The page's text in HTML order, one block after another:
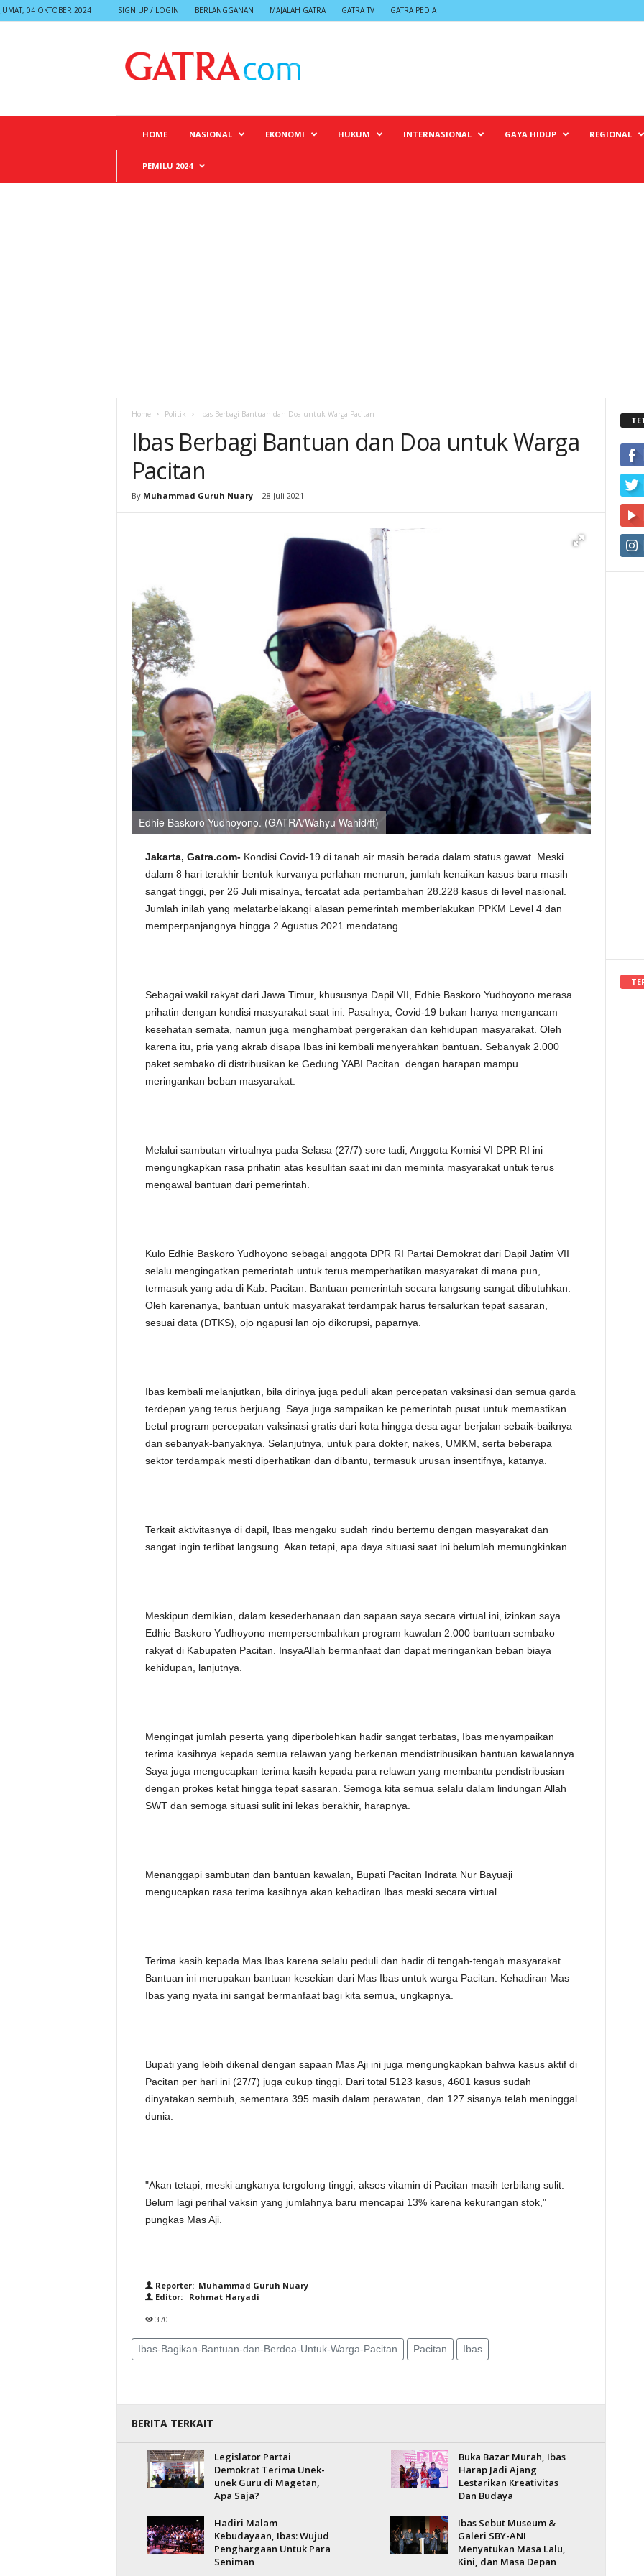
JUMAT, 04 OKTOBER 2024 SIGN UP / LOGIN BERLANGGANAN MAJALAH GATRA GATRA TV GATRA PEDIA
HOME NASIONAL EKONOMI HUKUM INTERNASIONAL GAYA HIDUP REGIONAL
PEMILU 2024
Home Politik Ibas Berbagi Bantuan dan Doa untuk Warga Pacitan
Ibas Berbagi Bantuan dan Doa untuk Warga
Pacitan
By Muhammad Guruh Nuary - 28 Juli 2021
Edhie Baskoro Yudhoyono. (GATRA/Wahyu Wahid/ft)
Jakarta, Gatra.com-Kondisi Covid-19 di tanah air masih berada dalam status gawat. Meski
dalam 8 hari terakhir bentuk kurvanya perlahan menurun, jumlah kenaikan kasus baru masih
sangat tinggi, per 26 Juli misalnya, tercatat ada pertambahan 28.228 kasus di level nasional.
Jumlah inilah yang melatarbelakangi alasan pemerintah memberlakukan PPKM Level 4 dan
memperpanjangnya hingga 2 Agustus 2021 mendatang.
Sebagai wakil rakyat dari Jawa Timur, khususnya Dapil VII, Edhie Baskoro Yudhoyono merasa
prihatin dengan kondisi masyarakat saat ini. Pasalnya, Covid-19 bukan hanya mengancam
kesehatan semata, namun juga menghambat pergerakan dan kehidupan masyarakat. Oleh
karena itu, pria yang akrab disapa Ibas ini kembali menyerahkan bantuan. Sebanyak 2.000
paket sembako di distribusikan ke Gedung YABI Pacitan dengan harapan mampu
meringankan beban masyarakat.
Melalui sambutan virtualnya pada Selasa (27/7) sore tadi, Anggota Komisi VI DPR RI ini
mengungkapkan rasa prihatin atas kesulitan saat ini dan meminta masyarakat untuk terus
mengawal bantuan dari pemerintah.
Kulo Edhie Baskoro Yudhoyono sebagai anggota DPR RI Partai Demokrat dari Dapil Jatim VII
selalu mengingatkan pemerintah untuk terus memperhatikan masyarakat di mana pun,
termasuk yang ada di Kab. Pacitan. Bantuan pemerintah secara langsung sangat dibutuhkan.
Oleh karenanya, bantuan untuk masyarakat terdampak harus tersalurkan tepat sasaran,
sesuai data (DTKS), ojo ngapusi lan ojo dikorupsi, paparnya.
Ibas kembali melanjutkan, bila dirinya juga peduli akan percepatan vaksinasi dan semua garda
terdepan yang terus berjuang. Saya juga sampaikan ke pemerintah pusat untuk memastikan
betul program percepatan vaksinasi gratis dari kota hingga desa agar berjalan sebaik-baiknya
dan sebanyak-banyaknya. Selanjutnya, untuk para dokter, nakes, UMKM, serta beberapa
sektor terdampak mesti diperhatikan dan dibantu, termasuk urusan insentifnya, katanya.
Terkait aktivitasnya di dapil, Ibas mengaku sudah rindu bertemu dengan masyarakat dan
sangat ingin terlibat langsung. Akan tetapi, apa daya situasi saat ini belumlah memungkinkan.
Meskipun demikian, dalam kesederhanaan dan sapaan saya secara virtual ini, izinkan saya
Edhie Baskoro Yudhoyono mempersembahkan program kawalan 2.000 bantuan sembako
rakyat di Kabupaten Pacitan. InsyaAllah bermanfaat dan dapat meringankan beban biaya
kehidupan, lanjutnya.
Mengingat jumlah peserta yang diperbolehkan hadir sangat terbatas, Ibas menyampaikan
terima kasihnya kepada semua relawan yang berkenan mendistribusikan bantuan kawalannya.
Saya juga mengucapkan terima kasih kepada para relawan yang membantu pendistribusian
dengan prokes ketat hingga tepat sasaran. Semoga kita semua selalu dalam lindungan Allah
SWT dan semoga situasi sulit ini lekas berakhir, harapnya.
Menanggapi sambutan dan bantuan kawalan, Bupati Pacitan Indrata Nur Bayuaji
mengucapkan rasa terima kasihnya akan kehadiran Ibas meski secara virtual.
Terima kasih kepada Mas Ibas karena selalu peduli dan hadir di tengah-tengah masyarakat.
Bantuan ini merupakan bantuan kesekian dari Mas Ibas untuk warga Pacitan. Kehadiran Mas
Ibas yang nyata ini sangat bermanfaat bagi kita semua, ungkapnya.
Bupati yang lebih dikenal dengan sapaan Mas Aji ini juga mengungkapkan bahwa kasus aktif di
Pacitan per hari ini (27/7) juga cukup tinggi. Dari total 5123 kasus, 4601 kasus sudah
dinyatakan sembuh, sementara 395 masih dalam perawatan, dan 127 sisanya telah meninggal
dunia.
"Akan tetapi, meski angkanya tergolong tinggi, akses vitamin di Pacitan masih terbilang sulit.
Belum lagi perihal vaksin yang jumlahnya baru mencapai 13% karena kekurangan stok,"
pungkas Mas Aji.
Reporter: Muhammad Guruh Nuary
Editor: Rohmat Haryadi
370
Ibas-Bagikan-Bantuan-dan-Berdoa-Untuk-Warga-Pacitan Pacitan Ibas
BERITA TERKAIT
Legislator Partai
Demokrat Terima Unek-
unek Guru di Magetan,
Apa Saja?
Buka Bazar Murah, Ibas
Harap Jadi Ajang
Lestarikan Kreativitas
Dan Budaya
Hadiri Malam
Kebudayaan, Ibas: Wujud
Penghargaan Untuk Para
Seniman
Ibas Sebut Museum &
Galeri SBY-ANI
Menyatukan Masa Lalu,
Kini, dan Masa Depan